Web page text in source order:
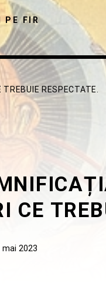
PE FIR
PE:
RESPECTATE.
mai 2023